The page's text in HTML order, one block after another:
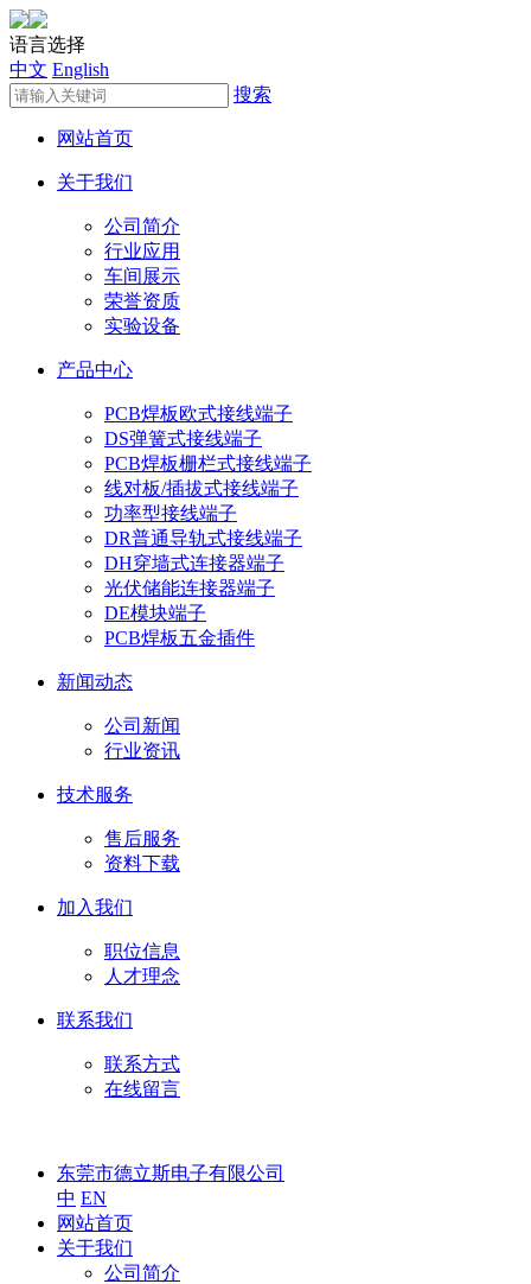
语言选择
中文 English
搜索
网站首页
关于我们
公司简介
行业应用
车间展示
荣誉资质
实验设备
产品中心
PCB焊板欧式接线端子
DS弹簧式接线端子
PCB焊板栅栏式接线端子
线对板/插拔式接线端子
功率型接线端子
DR普通导轨式接线端子
DH穿墙式连接器端子
光伏储能连接器端子
DE模块端子
PCB焊板五金插件
新闻动态
公司新闻
行业资讯
技术服务
售后服务
资料下载
加入我们
职位信息
人才理念
联系我们
联系方式
在线留言
东莞市德立斯电子有限公司
中 EN
网站首页
关于我们
公司简介